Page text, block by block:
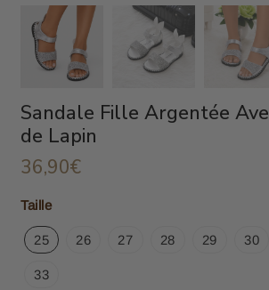
Sandale Fille Argentée
de Lapin
36,90€
price
Taille
25 26 27 28 29 30
33